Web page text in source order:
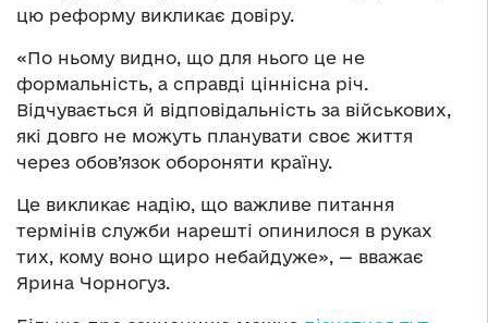
цю реформу викликає довіру.
«По ньому видно, що для нього це не
формальність, а справді ціннісна річ.
Відчувається й відповідальність за військових,
які довго не можуть планувати своє життя
через обов’язок обороняти країну.
Це викликає надію, що важливе питання
термінів служби нарешті опинилося в руках
тих, кому воно щиро небайдуже», — вважає
Ярина Чорногуз.